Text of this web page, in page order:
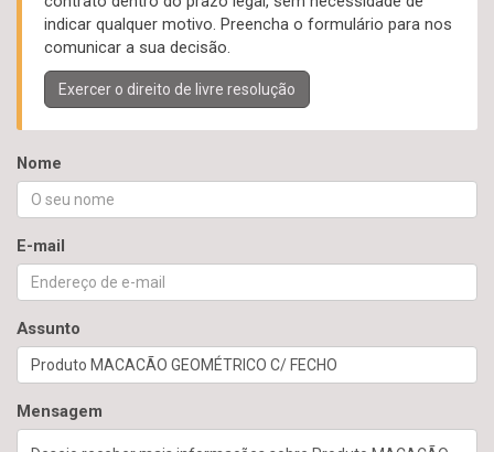
indicar qualquer motivo. Preencha o formulário para nos
comunicar a sua decisão.
Exercer o direito de livre resolução
Nome
E-mail
Assunto
Mensagem